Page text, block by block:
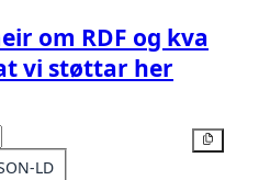
om RDF og kva
vi støttar her
LD